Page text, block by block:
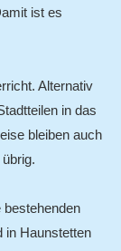
ist es
Alternativ
in das
bleiben auch
bestehenden
in Haunstetten